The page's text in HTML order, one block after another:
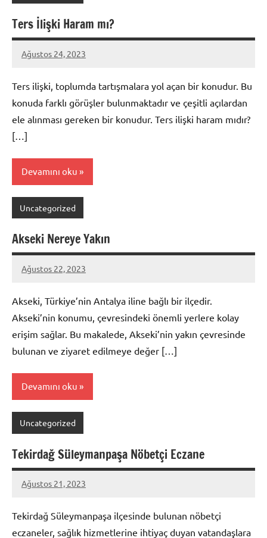
Ters İlişki Haram mı?
Ağustos 24, 2023
admin
Ters ilişki, toplumda tartışmalara yol açan bir konudur. Bu
konuda farklı görüşler bulunmaktadır ve çeşitli açılardan
ele alınması gereken bir konudur. Ters ilişki haram mıdır?
[…]
Devamını oku
Uncategorized
Akseki Nereye Yakın
Ağustos 22, 2023
admin
Akseki, Türkiye’nin Antalya iline bağlı bir ilçedir.
Akseki’nin konumu, çevresindeki önemli yerlere kolay
erişim sağlar. Bu makalede, Akseki’nin yakın çevresinde
bulunan ve ziyaret edilmeye değer […]
Devamını oku
Uncategorized
Tekirdağ Süleymanpaşa Nöbetçi Eczane
Ağustos 21, 2023
admin
Tekirdağ Süleymanpaşa ilçesinde bulunan nöbetçi
eczaneler, sağlık hizmetlerine ihtiyaç duyan vatandaşlara